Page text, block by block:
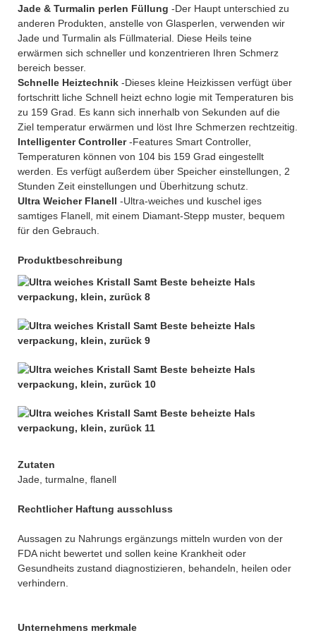
Jade & Turmalin perlen Füllung -Der Haupt unterschied zu
anderen Produkten, anstelle von Glasperlen, verwenden wir
Jade und Turmalin als Füllmaterial. Diese Heils teine
erwärmen sich schneller und konzentrieren Ihren Schmerz
bereich besser.
Schnelle Heiztechnik -Dieses kleine Heizkissen verfügt über
fortschritt liche Schnell heizt echno logie mit Temperaturen bis
zu 159 Grad. Es kann sich innerhalb von Sekunden auf die
Ziel temperatur erwärmen und löst Ihre Schmerzen rechtzeitig.
Intelligenter Controller-Features Smart Controller,
Temperaturen können von 104 bis 159 Grad eingestellt
werden. Es verfügt außerdem über Speicher einstellungen, 2
Stunden Zeit einstellungen und Überhitzung schutz.
Ultra Weicher Flanell -Ultra-weiches und kuschel iges
samtiges Flanell, mit einem Diamant-Stepp muster, bequem
für den Gebrauch.
Produktbeschreibung
Zutaten
Jade, turmalne, flanell
Rechtlicher Haftung ausschluss
Aussagen zu Nahrungs ergänzungs mitteln wurden von der
FDA nicht bewertet und sollen keine Krankheit oder
Gesundheits zustand diagnostizieren, behandeln, heilen oder
verhindern.
Unternehmens merkmale